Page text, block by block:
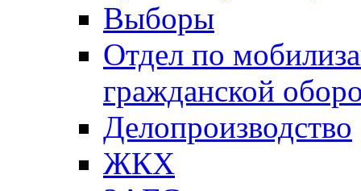
Выборы
Отдел по
гражданской
Делопроизводство
ЖКХ